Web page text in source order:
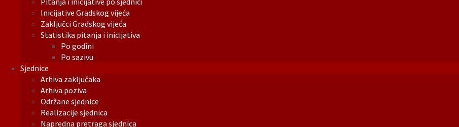
Inicijative Gradskog vijeća
Zaključci Gradskog vijeća
Statistika pitanja i inicijativa
Po godini
Po sazivu
Sjednice
Arhiva zaključaka
Arhiva poziva
Održane sjednice
Realizacije sjednica
Napredna pretraga sjednica